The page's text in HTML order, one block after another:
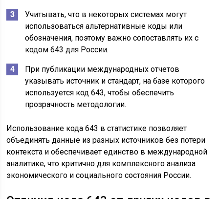
Учитывать, что в некоторых системах могут
использоваться альтернативные коды или
обозначения, поэтому важно сопоставлять их с
кодом 643 для России.
При публикации международных отчетов
указывать источник и стандарт, на базе которого
используется код 643, чтобы обеспечить
прозрачность методологии.
Использование кода 643 в статистике позволяет
объединять данные из разных источников без потери
контекста и обеспечивает единство в международной
аналитике, что критично для комплексного анализа
экономического и социального состояния России.